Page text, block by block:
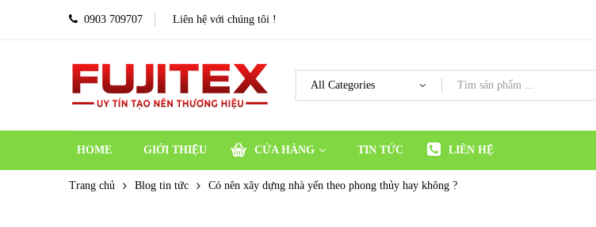
0903 709707 Liên hệ với chúng tôi !
HOME GIỚI THIỆU CỬA HÀNG TIN TỨC LIÊN HỆ
Trang chủ Blog tin tức Có nên xây dựng nhà yến theo phong thủy hay không ?